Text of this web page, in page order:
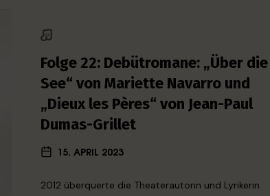
Folge 22: Debütromane: „Über die
See“ von Mariette Navarro und
„Dieux les Pères“ von Jean-Paul
Dumas-Grillet
15. APRIL 2023
2012 überquerte die Theaterautorin und Lyrikerin